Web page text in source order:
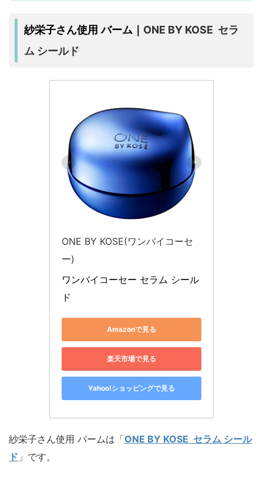
紗栄子さん使用 バーム｜ ONE BY KOSE セラ
ム シールド
ONE BY KOSE(ワンバイコーセ
ー)
ワンバイコーセー セラム シール
ド
Amazonで見る
楽天市場で見る
Yahoo!ショッピングで見る
紗栄子さん使用 バームは「ONE BY KOSE セラム シール
ド 」です。